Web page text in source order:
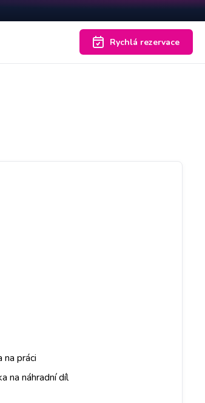
Rychlá rezervace
na práci
na náhradní díl